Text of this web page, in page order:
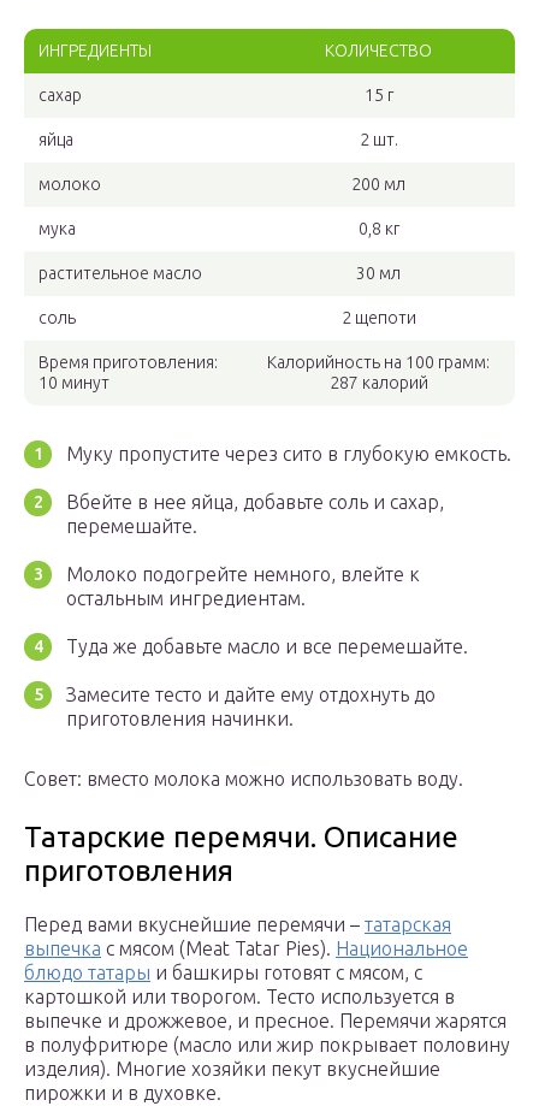
ИНГРЕДИЕНТЫ КОЛИЧЕСТВО
сахар 15 г
яйца 2 шт.
молоко 200 мл
мука 0,8 кг
растительное масло 30 мл
соль 2 щепоти
Время приготовления:
10 минут
Калорийность на 100 грамм:
287 калорий
Муку пропустите через сито в глубокую емкость.
Вбейте в нее яйца, добавьте соль и сахар,
перемешайте.
Молоко подогрейте немного, влейте к
остальным ингредиентам.
Туда же добавьте масло и все перемешайте.
Замесите тесто и дайте ему отдохнуть до
приготовления начинки.
Совет: вместо молока можно использовать воду.
Татарские перемячи. Описание
приготовления
Перед вами вкуснейшие перемячи – татарская
выпечка с мясом (Meat Tatar Pies). Национальное
блюдо татары и башкиры готовят с мясом, с
картошкой или творогом. Тесто используется в
выпечке и дрожжевое, и пресное. Перемячи жарятся
в полуфритюре (масло или жир покрывает половину
изделия). Многие хозяйки пекут вкуснейшие
пирожки и в духовке.